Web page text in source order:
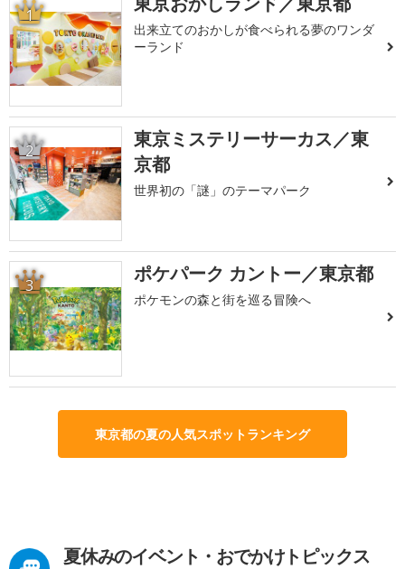
1
出来立てのおかしが食べられる夢のワンダ
ーランド
2
東京ミステリーサーカス／東
京都
世界初の「謎」のテーマパーク
3 ポケパーク カントー／東京都
ポケモンの森と街を巡る冒険へ
東京都の夏の人気スポットランキング
夏休みのイベント・おでかけトピックス